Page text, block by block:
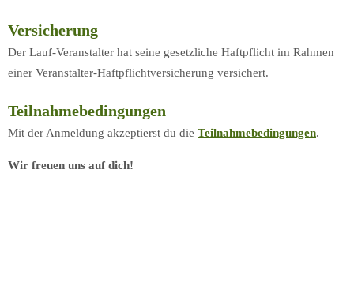
Versicherung
Der Lauf-Veranstalter hat seine gesetzliche Haftpflicht im Rahmen
einer Veranstalter-Haftpflichtversicherung versichert.
Teilnahmebedingungen
Mit der Anmeldung akzeptierst du die Teilnahmebedingungen.
Wir freuen uns auf dich!